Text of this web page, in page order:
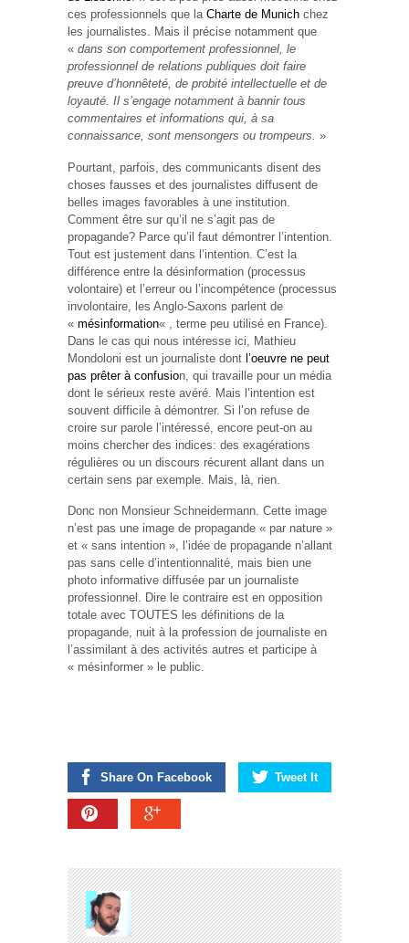
ces professionnels que la Charte de Munich chez
les journalistes. Mais il précise notamment que
« dans son comportement professionnel, le
professionnel de relations publiques doit faire
preuve d’honnêteté, de probité intellectuelle et de
loyauté. Il s’engage notamment à bannir tous
commentaires et informations qui, à sa
connaissance, sont mensongers ou trompeurs. »
Pourtant, parfois, des communicants disent des
choses fausses et des journalistes diffusent de
belles images favorables à une institution.
Comment être sur qu’il ne s’agit pas de
propagande? Parce qu’il faut démontrer l’intention.
Tout est justement dans l’intention. C’est la
différence entre la désinformation (processus
volontaire) et l’erreur ou l’incompétence (processus
involontaire, les Anglo-Saxons parlent de
« mésinformation« , terme peu utilisé en France).
Dans le cas qui nous intéresse ici, Mathieu
Mondoloni est un journaliste dont l’oeuvre ne peut
pas prêter à confusion, qui travaille pour un média
dont le sérieux reste avéré. Mais l’intention est
souvent difficile à démontrer. Si l’on refuse de
croire sur parole l’intéressé, encore peut-on au
moins chercher des indices: des exagérations
régulières ou un discours récurent allant dans un
certain sens par exemple. Mais, là, rien.
Donc non Monsieur Schneidermann. Cette image
n’est pas une image de propagande « par nature »
et « sans intention », l’idée de propagande n’allant
pas sans celle d’intentionnalité, mais bien une
photo informative diffusée par un journaliste
professionnel. Dire le contraire est en opposition
totale avec TOUTES les définitions de la
propagande, nuit à la profession de journaliste en
l’assimilant à des activités autres et participe à
« mésinformer » le public.
Share On Facebook Tweet It